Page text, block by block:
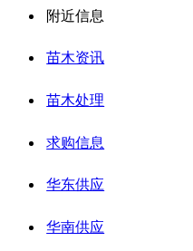
附近信息
苗木资讯
苗木处理
求购信息
华东供应
华南供应